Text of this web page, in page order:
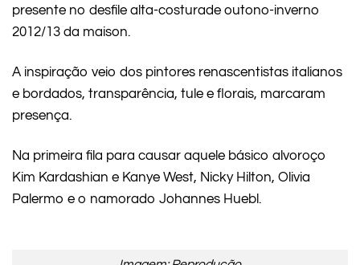
presente no desfile alta-costurade outono-inverno
2012/13 da maison.
A inspiração veio dos pintores renascentistas italianos
e bordados, transparência, tule e florais, marcaram
presença.
Na primeira fila para causar aquele básico alvoroço
Kim Kardashian e Kanye West, Nicky Hilton, Olivia
Palermo e o namorado Johannes Huebl.